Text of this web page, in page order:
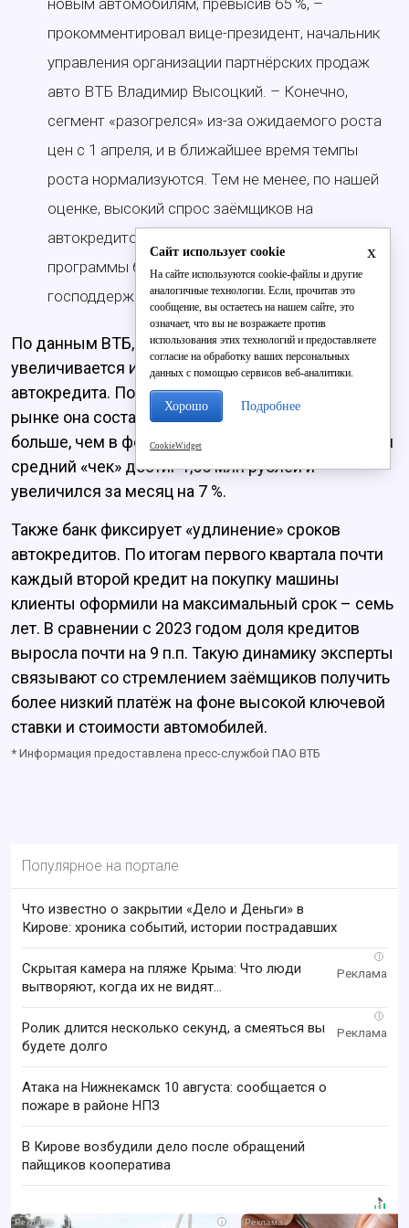
новым автомобилям, превысив 65 %, –
прокомментировал вице-президент, начальник
управления организации партнёрских продаж
авто ВТБ Владимир Высоцкий. – Конечно,
сегмент «разогрелся» из-за ожидаемого роста
цен с 1 апреля, и в ближайшее время темпы
роста нормализуются. Тем не менее, по нашей
оценке, высокий спрос заёмщиков на
автокредитование обеспечат совместные
программы банков и производителей, а также
господдержка.
По данным ВТБ, на фоне роста цен на машины
увеличивается и средняя сумма одного
автокредита. По итогам марта на первичном
рынке она составила 1,4 млн рублей. Это на 5,2 %
больше, чем в феврале. На рынке авто с пробегом
средний «чек» достиг 1,55 млн рублей и
увеличился за месяц на 7 %.
Также банк фиксирует «удлинение» сроков
автокредитов. По итогам первого квартала почти
каждый второй кредит на покупку машины
клиенты оформили на максимальный срок – семь
лет. В сравнении с 2023 годом доля кредитов
выросла почти на 9 п.п. Такую динамику эксперты
связывают со стремлением заёмщиков получить
более низкий платёж на фоне высокой ключевой
ставки и стоимости автомобилей.
* Информация предоставлена пресс-службой ПАО ВТБ
Популярное на портале
Что известно о закрытии «Дело и Деньги» в
Кирове: хроника событий, истории пострадавших
i
Скрытая камера на пляже Крыма: Что люди
вытворяют, когда их не видят...
i
Ролик длится несколько секунд, а смеяться вы
будете долго
Атака на Нижнекамск 10 августа: сообщается о
пожаре в районе НПЗ
В Кирове возбудили дело после обращений
пайщиков кооператива
i
x
Сайт использует cookie
На сайте используются cookie-файлы и другие
аналогичные технологии. Если, прочитав это
сообщение, вы остаетесь на нашем сайте, это
означает, что вы не возражаете против
использования этих технологий и предоставляете
согласие на обработку ваших персональных
данных с помощью сервисов веб-аналитики.
Хорошо Подробнее
CookieWidget